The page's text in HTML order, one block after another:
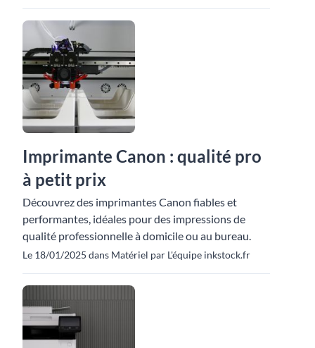
Imprimante Canon : qualité pro
à petit prix
Découvrez des imprimantes Canon fiables et
performantes, idéales pour des impressions de
qualité professionnelle à domicile ou au bureau.
Le 18/01/2025 dans Matériel par L'équipe inkstock.fr